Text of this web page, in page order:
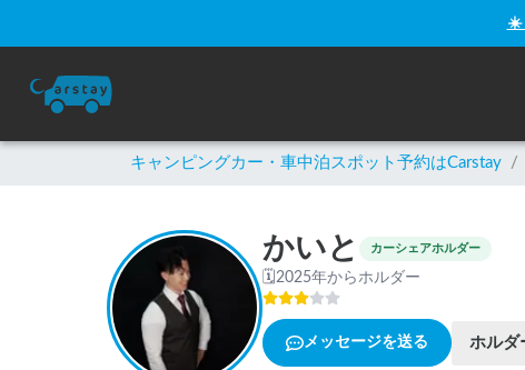
☀️
キャンピングカー・車中泊スポット予約はCarstay /
かいと カーシェアホルダー
🗓2025年からホルダー
メッセージを送る ホルダ